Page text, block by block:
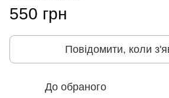
550 грн
Повідомити, коли
До обраного